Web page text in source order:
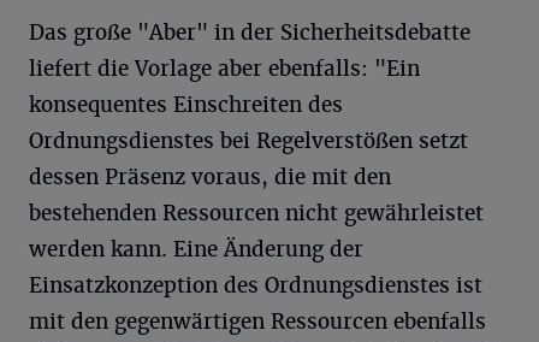
Das große "Aber" in der Sicherheitsdebatte
liefert die Vorlage aber ebenfalls: "Ein
konsequentes Einschreiten des
Ordnungsdienstes bei Regelverstößen setzt
dessen Präsenz voraus, die mit den
bestehenden Ressourcen nicht gewährleistet
werden kann. Eine Änderung der
Einsatzkonzeption des Ordnungsdienstes ist
mit den gegenwärtigen Ressourcen ebenfalls